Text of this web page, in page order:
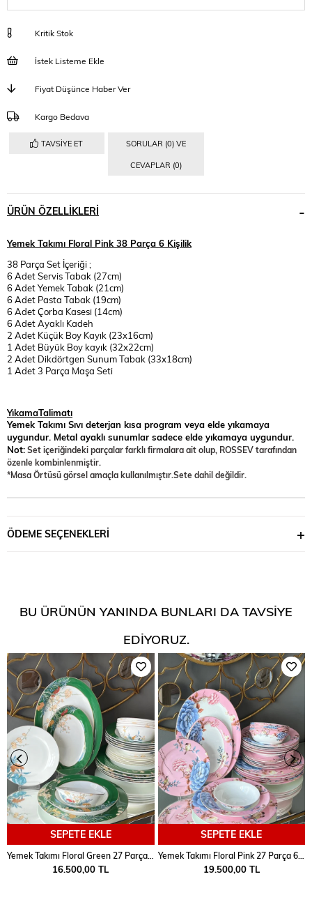
Kritik Stok
İstek Listeme Ekle
Fiyat Düşünce Haber Ver
Kargo Bedava
TAVSIYE ET SORULAR (0) VE
CEVAPLAR (0)
ÜRÜN ÖZELLIKLERI
Yemek Takımı Floral Pink 38 Parça 6 Kişilik
38 Parça Set İçeriği ;
6 Adet Servis Tabak (27cm)
6 Adet Yemek Tabak (21cm)
6 Adet Pasta Tabak (19cm)
6 Adet Çorba Kasesi (14cm)
6 Adet Ayaklı Kadeh
2 Adet Küçük Boy Kayık (23x16cm)
1 Adet Büyük Boy kayık (32x22cm)
2 Adet Dikdörtgen Sunum Tabak (33x18cm)
1 Adet 3 Parça Maşa Seti
YıkamaTalimatı
Yemek Takımı Sıvı deterjan kısa program veya elde yıkamaya
uygundur. Metal ayaklı sunumlar sadece elde yıkamaya uygundur.
Not:Set içeriğindeki parçalar farklı firmalara ait olup, ROSSEV tarafından
özenle kombinlenmiştir.
*Masa Örtüsü görsel amaçla kullanılmıştır.Sete dahil değildir.
ÖDEME SEÇENEKLERI
BU ÜRÜNÜN YANINDA BUNLARI DA TAVSIYE
EDIYORUZ.
SEPETE EKLE
16.500,00 TL
SEPETE EKLE
Yemek Takımı Floral Pink 27 Parça 6 Kişilik
19.500,00 TL